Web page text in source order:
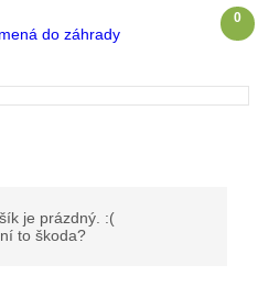
0
je prázdný. :(
to škoda?